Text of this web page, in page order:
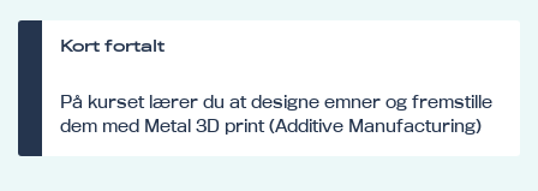
Kort fortalt
På kurset lærer du at designe emner og fremstille
dem med Metal 3D print (Additive Manufacturing)